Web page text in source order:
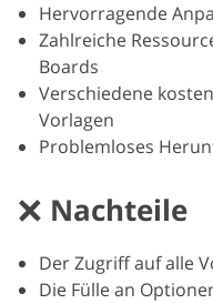
Hervorragende
Zahlreiche
Boards
Verschiedene
Vorlagen
Problemloses
Nachteile
Der Zugriff auf alle
Die Fülle an